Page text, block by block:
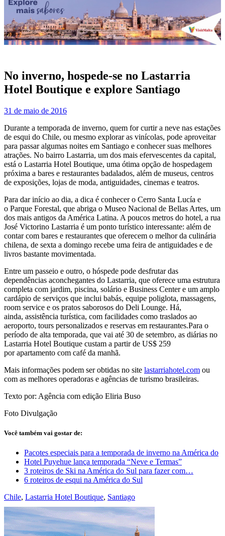
No inverno, hospede-se no Lastarria
Hotel Boutique e explore Santiago
31 de maio de 2016
Durante a temporada de inverno, quem for curtir a neve nas estações
de esqui do Chile, ou mesmo explorar as vinícolas, pode aproveitar
para passar algumas noites em Santiago e conhecer suas melhores
atrações. No bairro Lastarria, um dos mais efervescentes da capital,
está o Lastarria Hotel Boutique, uma ótima opção de hospedagem
próxima a bares e restaurantes badalados, além de museus, centros
de exposições, lojas de moda, antiguidades, cinemas e teatros.
Para dar início ao dia, a dica é conhecer o Cerro Santa Lucía e
o Parque Forestal, que abriga o Museo Nacional de Bellas Artes, um
dos mais antigos da América Latina. A poucos metros do hotel, a rua
José Victorino Lastarria é um ponto turístico interessante: além de
contar com bares e restaurantes que oferecem o melhor da culinária
chilena, de sexta a domingo recebe uma feira de antiguidades e de
livros bastante movimentada.
Entre um passeio e outro, o hóspede pode desfrutar das
dependências aconchegantes do Lastarria, que oferece uma estrutura
completa com jardim, piscina, solário e Business Center e um amplo
cardápio de serviços que inclui babás, equipe poliglota, massagens,
room service e os pratos saborosos do Deli Lounge. Há,
ainda, assistência turística, com facilidades como traslados ao
aeroporto, tours personalizados e reservas em restaurantes.Para o
período de alta temporada, que vai até 30 de setembro, as diárias no
Lastarria Hotel Boutique custam a partir de US$ 259
por apartamento com café da manhã.
Mais informações podem ser obtidas no site lastarriahotel.com ou
com as melhores operadoras e agências de turismo brasileiras.
Texto por: Agência com edição Eliria Buso
Foto Divulgação
Você também vai gostar de:
Pacotes especiais para a temporada de inverno na América do
Hotel Puyehue lança temporada “Neve e Termas”
3 roteiros de Ski na América do Sul para fazer com…
6 roteiros de esqui na América do Sul
Chile, Lastarria Hotel Boutique, Santiago